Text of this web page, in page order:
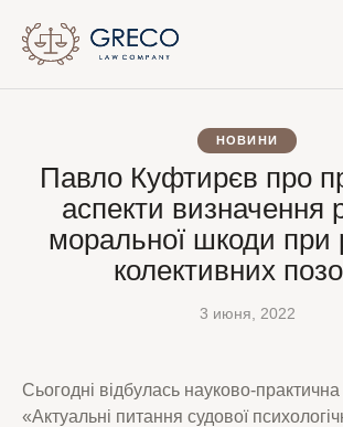
НОВИНИ
Павло Куфтирєв про
аспекти визначення
моральної шкоди при
колективних
3 июня, 2022
Сьогодні відбулась науково-
«Актуальні питання судової